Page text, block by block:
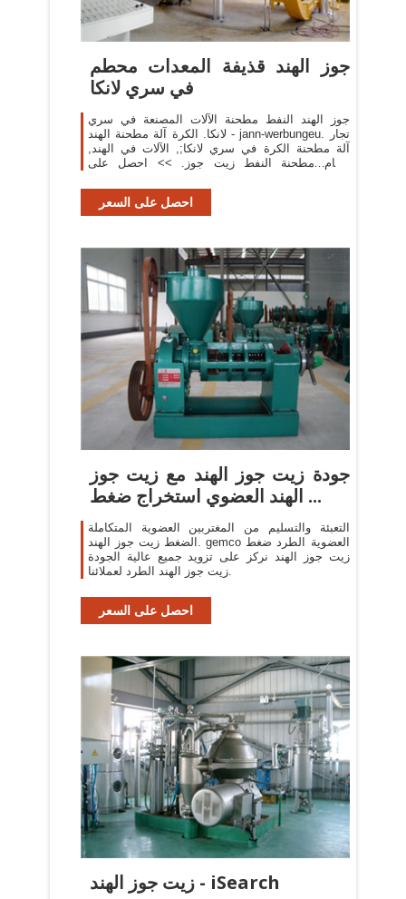
جوز الهند قذيفة المعدات محطم
في سري لانكا
جوز الهند النفط مطحنة الآلات المصنعة في سري
لانكا. الكرة آلة مطحنة الهند - jann-werbungeu. تجار
آلة مطحنة الكرة في سري لانكا;, الآلات في الهند,
الخام مطحنة النفط زيت جوز. >> احصل على
احصل على السعر
جودة زيت جوز الهند مع زيت جوز
الهند العضوي استخراج ضغط ...
التعبئة والتسليم من المغتربين العضوية المتكاملة
الضغط زيت جوز الهند. gemco العضوية الطرد ضغط
زيت جوز الهند نركز على تزويد جميع عالية الجودة
زيت جوز الهند الطرد لعملائنا.
احصل على السعر
زيت جوز الهند - iSearch